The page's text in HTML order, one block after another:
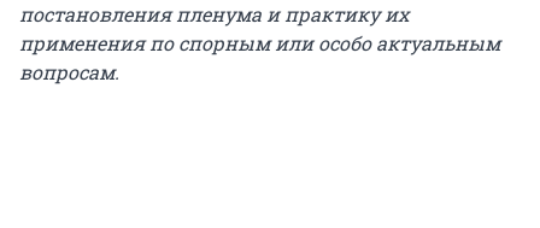
постановления пленума и практику их
применения по спорным или особо актуальным
вопросам.